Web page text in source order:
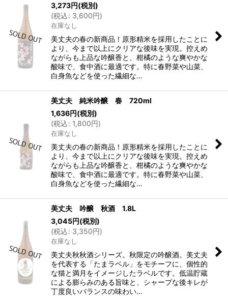
並び順
絞り込む
3,273円(税別)
(税込: 3,600円)
在庫なし
美丈夫の春の新商品！原形精米を採用したことに
より、今まで以上にクリアな後味を実現。控えめ
ながらも上品な吟醸香と、柑橘のような爽やかな
酸味で、食中酒に最適です。特に春野菜や山菜、
白身魚などを使った繊細な…
美丈夫 純米吟醸 春 720ml
1,636円(税別)
(税込: 1,800円)
在庫なし
美丈夫の春の新商品！原形精米を採用したことに
より、今まで以上にクリアな後味を実現。控えめ
ながらも上品な吟醸香と、柑橘のような爽やかな
酸味で、食中酒に最適です。特に春野菜や山菜、
白身魚などを使った繊細な…
美丈夫 吟醸 秋酒 1.8L
3,045円(税別)
(税込: 3,350円)
在庫なし
美丈夫秋秋酒シリーズ。秋限定の吟醸酒。美丈夫
を代表する「たまラベル」をモチーフに、個性的
な猫と満月をイメージしたラベルです。低温貯蔵
による膨らみのある旨味と、シャープな後キレが
丁度良いバランスの味わい…